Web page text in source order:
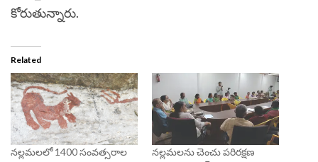
కోరుతున్నారు.
Related
నల్లమలలో 1400 సంవత్సరాల
నల్లమలను చెంచు పరిరక్షణ